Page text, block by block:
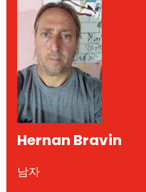
Hernan Bravin
남자